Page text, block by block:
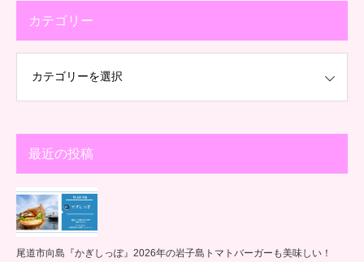
カテゴリー
最近の投稿
尾道市向島『かぎしっぽ』2026年の岩子島トマトバーガーも美味しい！